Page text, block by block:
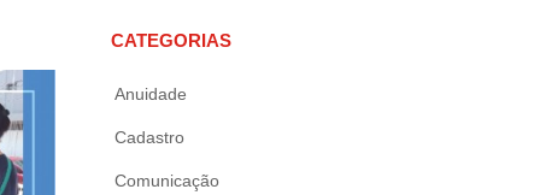
CATEGORIAS
Anuidade
Cadastro
Comunicação